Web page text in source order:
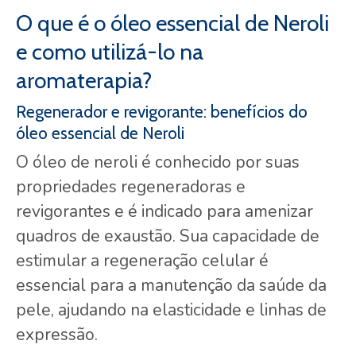
O que é o óleo essencial de Neroli
e como utilizá-lo na
aromaterapia?
Regenerador e revigorante: benefícios do
óleo essencial de Neroli
O óleo de neroli é conhecido por suas
propriedades regeneradoras e
revigorantes e é indicado para amenizar
quadros de exaustão. Sua capacidade de
estimular a regeneração celular é
essencial para a manutenção da saúde da
pele, ajudando na elasticidade e linhas de
expressão.